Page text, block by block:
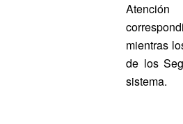
Atención
mientras
de los
sistema.